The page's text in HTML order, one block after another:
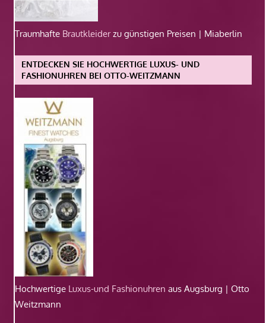
Traumhafte Brautkleiderzu günstigen Preisen | Miaberlin
ENTDECKEN SIE HOCHWERTIGE LUXUS- UND
FASHIONUHREN BEI OTTO-WEITZMANN
Hochwertige Luxus-und Fashionuhren aus Augsburg | Otto
Weitzmann